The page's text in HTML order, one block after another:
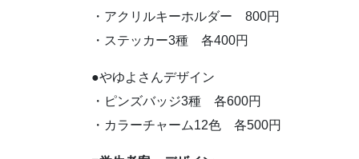
・アクリルキーホルダー 800円
・ステッカー3種 各400円
●やゆよさんデザイン
・ピンズバッジ3種 各600円
・カラーチャーム12色 各500円